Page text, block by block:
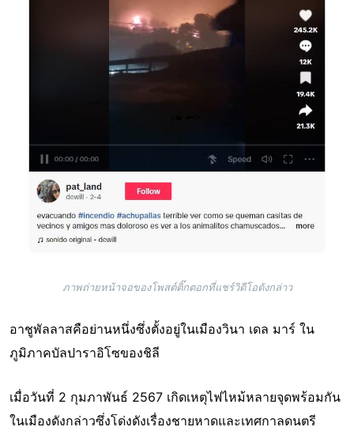
ภาพถ่ายหน้าจอของโพสต์ติ๊กตอกที่แชร์วิดีโอดังกล่าว
อาชูพัลลาสคือย่านหนึ่งซึ่งตั้งอยู่ในเมืองวินา เดล มาร์ ใน
ภูมิภาคบัลปาราอิโซของชิลี
เมื่อวันที่ 2 กุมภาพันธ์ 2567 เกิดเหตุไฟไหม้หลายจุดพร้อมกัน
ในเมืองดังกล่าวซึ่งโด่งดังเรื่องชายหาดและเทศกาลดนตรี